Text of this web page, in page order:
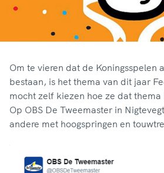
Om te vieren dat de Koningsspelen
bestaan, is het thema van dit jaar
mocht zelf kiezen hoe ze dat
Op OBS De Tweemaster in
andere met hoogspringen en